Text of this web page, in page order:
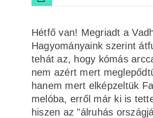
Hétfő van! Megriadt a
Hagyományaink szerint
tehát az, hogy kómás
nem azért mert
hanem mert elképzeltük
melóba, erről már ki is
hiszen az "álruhás